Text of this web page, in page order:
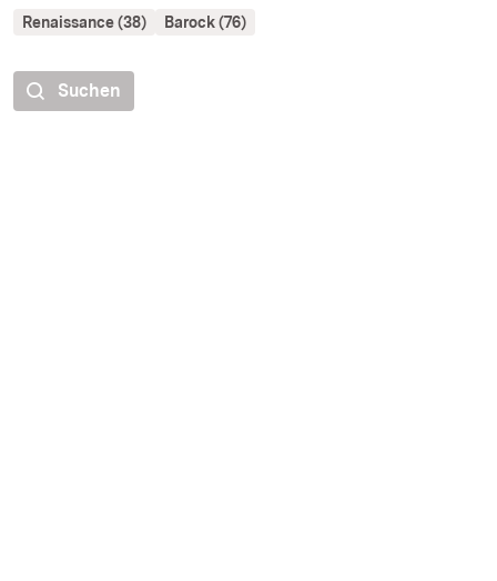
Renaissance (38) Barock (76)
Suchen